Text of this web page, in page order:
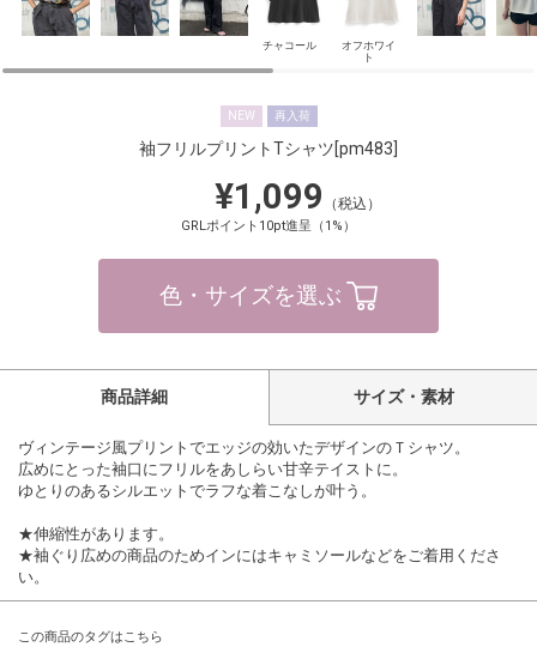
チャコール
オフホワイ
ト
NEW 再入荷
袖フリルプリントTシャツ[pm483]
¥1,099 （税込）
GRLポイント10pt進呈（1%）
色・サイズを選ぶ
商品詳細 サイズ・素材
ヴィンテージ風プリントでエッジの効いたデザインのＴシャツ。
広めにとった袖口にフリルをあしらい甘辛テイストに。
ゆとりのあるシルエットでラフな着こなしが叶う。
★伸縮性があります。
★袖ぐり広めの商品のためインにはキャミソールなどをご着用くださ
い。
この商品のタグはこちら